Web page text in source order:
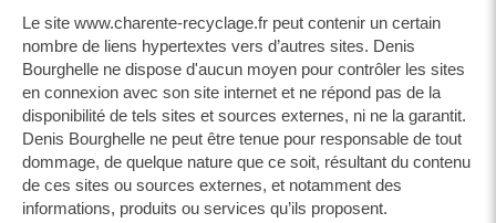
Le site www.charente-recyclage.fr peut contenir un certain
nombre de liens hypertextes vers d’autres sites. Denis
Bourghelle ne dispose d'aucun moyen pour contrôler les sites
en connexion avec son site internet et ne répond pas de la
disponibilité de tels sites et sources externes, ni ne la garantit.
Denis Bourghelle ne peut être tenue pour responsable de tout
dommage, de quelque nature que ce soit, résultant du contenu
de ces sites ou sources externes, et notamment des
informations, produits ou services qu’ils proposent.